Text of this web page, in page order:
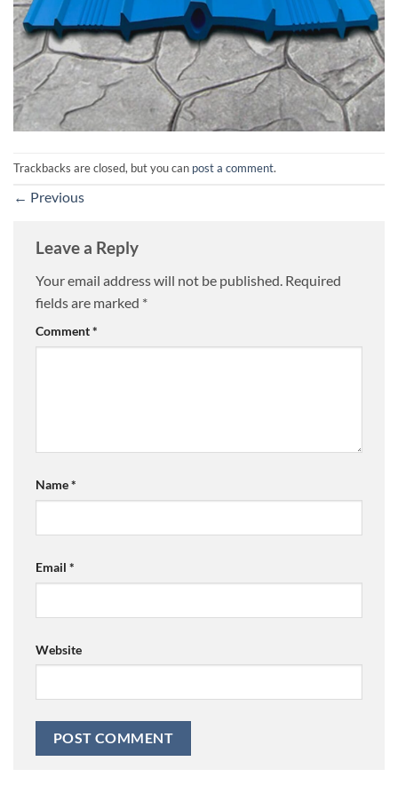
Trackbacks are closed, but you can post a comment.
← Previous
Leave a Reply
Your email address will not be published. Required
fields are marked *
Comment*
Name*
Email *
Website